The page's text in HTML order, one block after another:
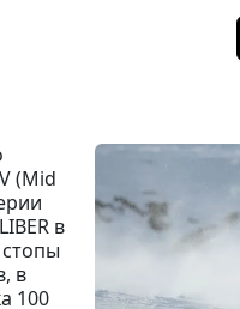
(Mid
в
в
100